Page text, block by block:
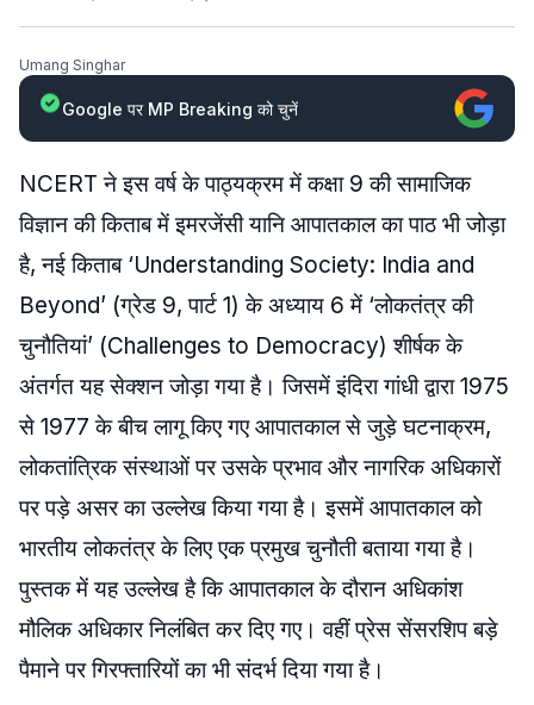
Umang Singhar
Google पर MP Breaking को चुनें
NCERT ने इस वर्ष के पाठ्यक्रम में कक्षा 9 की सामाजिक
विज्ञान की किताब में इमरजेंसी यानि आपातकाल का पाठ भी जोड़ा
है, नई किताब ‘Understanding Society: India and
Beyond’ (ग्रेड 9, पार्ट 1) के अध्याय 6 में ‘लोकतंत्र की
चुनौतियां’ (Challenges to Democracy) शीर्षक के
अंतर्गत यह सेक्शन जोड़ा गया है। जिसमें इंदिरा गांधी द्वारा 1975
से 1977 के बीच लागू किए गए आपातकाल से जुड़े घटनाक्रम,
लोकतांत्रिक संस्थाओं पर उसके प्रभाव और नागरिक अधिकारों
पर पड़े असर का उल्लेख किया गया है। इसमें आपातकाल को
भारतीय लोकतंत्र के लिए एक प्रमुख चुनौती बताया गया है।
पुस्तक में यह उल्लेख है कि आपातकाल के दौरान अधिकांश
मौलिक अधिकार निलंबित कर दिए गए। वहीं प्रेस सेंसरशिप बड़े
पैमाने पर गिरफ्तारियों का भी संदर्भ दिया गया है।